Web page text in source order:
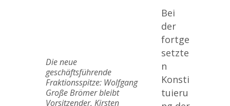
Die neue
geschäftsführende
Fraktionsspitze: Wolfgang
Große Brömer bleibt
Vorsitzender, Kirsten
Bei
der
fortge
setzte
n
Konsti
tuieru